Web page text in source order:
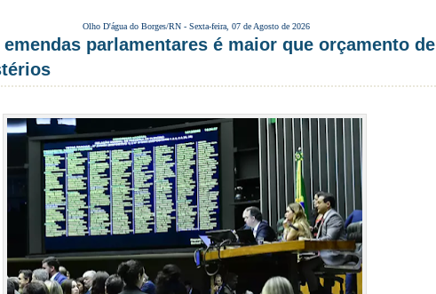
Olho D'água do Borges/RN - Sexta-feira, 07 de Agosto de 2026
emendas parlamentares é maior que orçamento de